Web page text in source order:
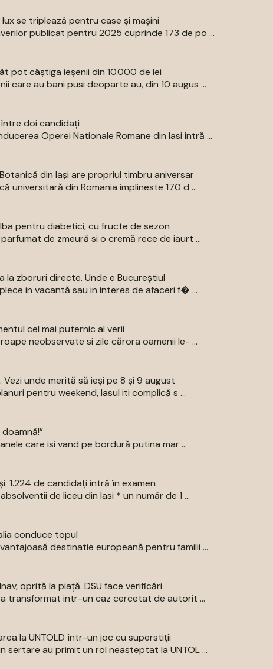
se triplează pentru case și mașini
publicat pentru 2025 cuprinde 173 de po ...
pot câștiga ieșenii din 10.000 de lei
care au bani pusi deoparte au, din 10 augus ...
doi candidați
Operei Nationale Romane din Iasi intră ...
din Iași are propriul timbru aniversar
universitară din Romania implineste 170 d ...
pentru diabetici, cu fructe de sezon
de zmeură si o cremă rece de iaurt ...
la zboruri directe. Unde e Bucureștiul
in vacantă sau in interes de afaceri f� ...
cel mai puternic al verii
neobservate si zile cărora oamenii le- ...
Vezi unde merită să ieși pe 8 și 9 august
pentru weekend, Iasul iti complică s ...
care isi vand pe bordură putina mar ...
1.224 de candidați intră în examen
de liceu din Iasi * un număr de 1 ...
conduce topul
destinatie europeană pentru familii ...
oprită la piață. DSU face verificări
transformat intr-un caz cercetat de autorit ...
la UNTOLD într-un joc cu superstiții
sertare au primit un rol neasteptat la UNTOL ...